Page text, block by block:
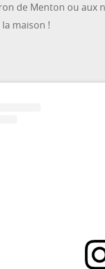
de Menton ou aux
maison !